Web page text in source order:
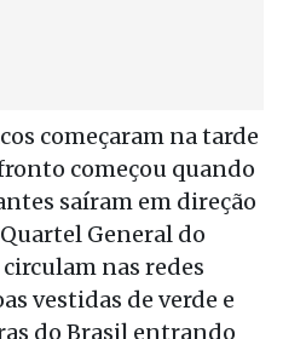
começaram na tarde
começou quando
saíram em direção
General do
nas redes
vestidas de verde e
do Brasil entrando